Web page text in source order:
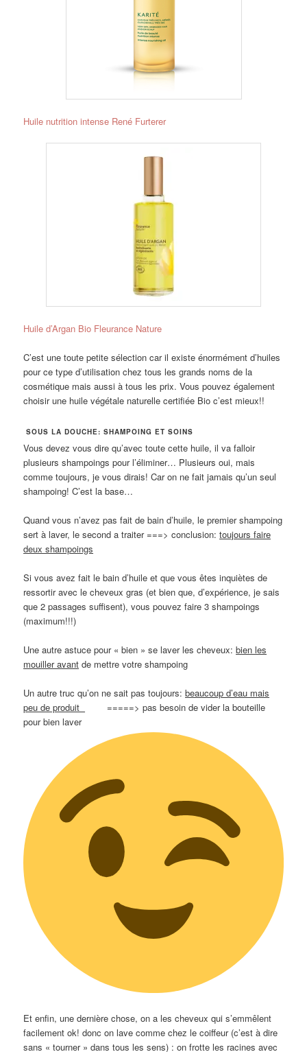
Huile nutrition intense René Furterer
Huile d’Argan Bio Fleurance Nature
C’est une toute petite sélection car il existe énormément d’huiles
pour ce type d’utilisation chez tous les grands noms de la
cosmétique mais aussi à tous les prix. Vous pouvez également
choisir une huile végétale naturelle certifiée Bio c’est mieux!!
SOUS LA DOUCHE: SHAMPOING ET SOINS
Vous devez vous dire qu’avec toute cette huile, il va falloir
plusieurs shampoings pour l’éliminer… Plusieurs oui, mais
comme toujours, je vous dirais! Car on ne fait jamais qu’un seul
shampoing! C’est la base…
Quand vous n’avez pas fait de bain d’huile, le premier shampoing
sert à laver, le second a traiter ===> conclusion:toujours faire
deux shampoings
Si vous avez fait le bain d’huile et que vous êtes inquiètes de
ressortir avec le cheveux gras (et bien que, d’expérience, je sais
que 2 passages suffisent), vous pouvez faire 3 shampoings
(maximum!!!)
Une autre astuce pour « bien » se laver les cheveux:bien les
mouiller avant de mettre votre shampoing
Un autre truc qu’on ne sait pas toujours:beaucoup d’eau mais
peu de produit
=====> pas besoin de vider la bouteille
pour bien laver
Et enfin, une dernière chose, on a les cheveux qui s’emmêlent
facilement ok! donc on lave comme chez le coiffeur (c’est à dire
sans « tourner » dans tous les sens) : on frotte les racines avec